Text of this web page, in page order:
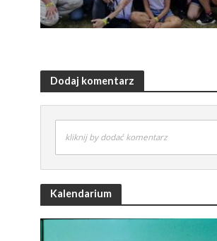
Dodaj komentarz
kliknij by dodać komentarz
Kalendarium